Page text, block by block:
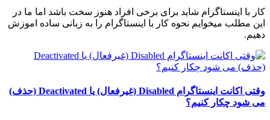
کار با اینستاگرام شاید برای برخی افراد هنوز سخت باشد اما ما در
این مطلب میخوایم نحوه کار با اینستاگرام را به زبانی ساده اموزش
دهیم.
وقتی اکانت اینستاگرام Disabled (غیرفعال) یا Deactivated (حذف)
می شود چکار کنیم؟